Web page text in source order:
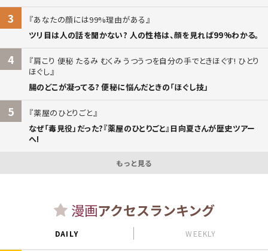
3
あなたの顔には99%理由がある
ツリ目は人の話を聞かない? 人の性格は、顔を見れば99%わかる。
4
肩こり 便秘 たるみ むくみ うつうつを自分の手でときほぐす! ひとり
ほぐし
腸のどこが凝ってる? 便秘に悩んだときの「ほぐし技」
5
薬屋のひとりごと
なぜ「毒見役」だった?『薬屋のひとりごと』日向夏さんが歴史ツアー
へ!
もっと見る
漫画アクセスランキング
DAILY WEEKLY